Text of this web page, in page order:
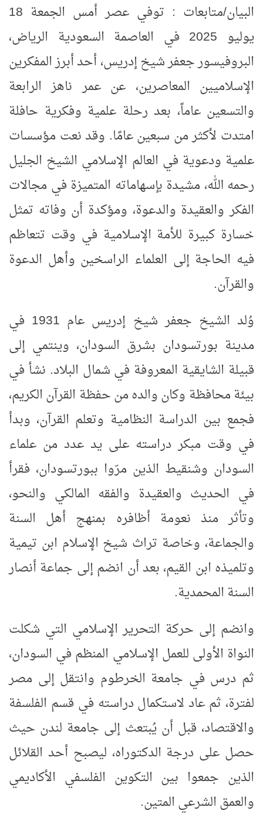
البيان/متابعات : توفي عصر أمس الجمعة 18
يوليو 2025 في العاصمة السعودية الرياض،
البروفيسور جعفر شيخ إدريس، أحد أبرز المفكرين
الإسلاميين المعاصرين، عن عمر ناهز الرابعة
والتسعين عاماً، بعد رحلة علمية وفكرية حافلة
امتدت لأكثر من سبعين عامًا. وقد نعت مؤسسات
علمية ودعوية في العالم الإسلامي الشيخ الجليل
رحمه الله، مشيدة بإسهاماته المتميزة في مجالات
الفكر والعقيدة والدعوة، ومؤكدة أن وفاته تمثل
خسارة كبيرة للأمة الإسلامية في وقت تتعاظم
فيه الحاجة إلى العلماء الراسخين وأهل الدعوة
والقرآن.
وُلد الشيخ جعفر شيخ إدريس عام 1931 في
مدينة بورتسودان بشرق السودان، وينتمي إلى
قبيلة الشايقية المعروفة في شمال البلاد. نشأ في
بيئة محافظة وكان والده من حفظة القرآن الكريم،
فجمع بين الدراسة النظامية وتعلم القرآن، وبدأ
في وقت مبكر دراسته على يد عدد من علماء
السودان وشنقيط الذين مرّوا ببورتسودان، فقرأ
في الحديث والعقيدة والفقه المالكي والنحو،
وتأثر منذ نعومة أظافره بمنهج أهل السنة
والجماعة، وخاصة تراث شيخ الإسلام ابن تيمية
وتلميذه ابن القيم، بعد أن انضم إلى جماعة أنصار
السنة المحمدية.
وانضم إلى حركة التحرير الإسلامي التي شكلت
النواة الأولى للعمل الإسلامي المنظم في السودان،
ثم درس في جامعة الخرطوم وانتقل إلى مصر
لفترة، ثم عاد لاستكمال دراسته في قسم الفلسفة
والاقتصاد، قبل أن يُبتعث إلى جامعة لندن حيث
حصل على درجة الدكتوراه، ليصبح أحد القلائل
الذين جمعوا بين التكوين الفلسفي الأكاديمي
والعمق الشرعي المتين.